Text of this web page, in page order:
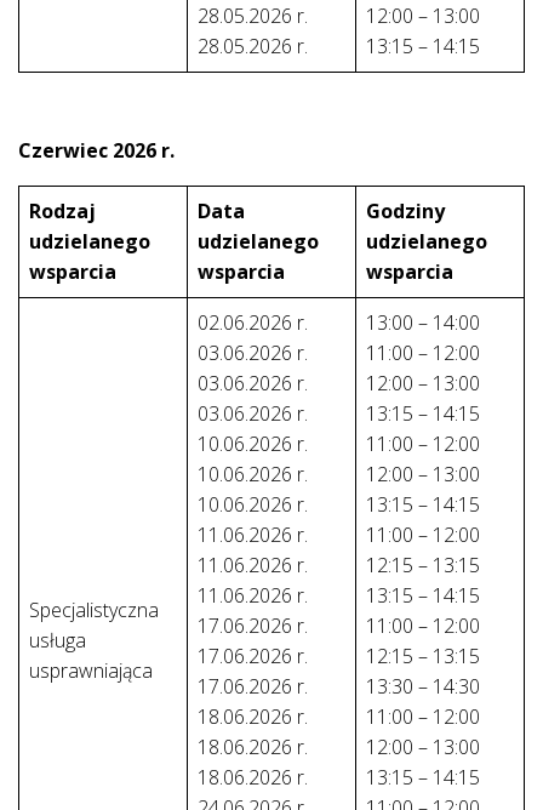
28.05.2026 r.
28.05.2026 r.
12:00 – 13:00
13:15 – 14:15
Czerwiec 2026 r.
Rodzaj
udzielanego
wsparcia
Data
udzielanego
wsparcia
Godziny
udzielanego
wsparcia
Specjalistyczna
usługa
usprawniająca
02.06.2026 r.
03.06.2026 r.
03.06.2026 r.
03.06.2026 r.
10.06.2026 r.
10.06.2026 r.
10.06.2026 r.
11.06.2026 r.
11.06.2026 r.
11.06.2026 r.
17.06.2026 r.
17.06.2026 r.
17.06.2026 r.
18.06.2026 r.
18.06.2026 r.
18.06.2026 r.
13:00 – 14:00
11:00 – 12:00
12:00 – 13:00
13:15 – 14:15
11:00 – 12:00
12:00 – 13:00
13:15 – 14:15
11:00 – 12:00
12:15 – 13:15
13:15 – 14:15
11:00 – 12:00
12:15 – 13:15
13:30 – 14:30
11:00 – 12:00
12:00 – 13:00
13:15 – 14:15